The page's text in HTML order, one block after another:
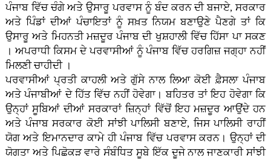
ਪੰਜਾਬ ਵਿੱਚ ਚੰਗੇ ਅਤੇ ਉਸਾਰੂ ਪਰਵਾਸ ਨੂੰ ਬੰਦ ਕਰਨ ਦੀ ਬਜਾਏ, ਸਰਕਾਰ
ਅਤੇ ਪਿੰਡਾਂ ਦੀਆਂ ਪੰਚਾਇਤਾਂ ਨੂੰ ਸਖ਼ਤ ਨਿਯਮ ਬਣਾਉਣੇ ਪੈਣਗੇ ਤਾਂ ਕਿ
ਉਸਾਰੂ ਅਤੇ ਮਿਹਨਤੀ ਮਜ਼ਦੂਰ ਪੰਜਾਬ ਦੀ ਖੁਸ਼ਹਾਲੀ ਵਿੱਚ ਹਿੱਸਾ ਪਾ ਸਕਣ
। ਅਪਰਾਧੀ ਕਿਸਮ ਦੇ ਪਰਵਾਸੀਆਂ ਨੂੰ ਪੰਜਾਬ ਵਿੱਚ ਹਰਗਿਜ਼ ਜਗ੍ਹਾ ਨਹੀਂ
ਮਿਲਣੀ ਚਾਹੀਦੀ ।
ਪਰਵਾਸੀਆਂ ਪ੍ਰਤੀ ਕਾਹਲੀ ਅਤੇ ਗੁੱਸੇ ਨਾਲ ਲਿਆ ਕੋਈ ਫ਼ੈਸਲਾ ਪੰਜਾਬ
ਅਤੇ ਪੰਜਾਬੀਆਂ ਦੇ ਹਿੱਤ ਵਿੱਚ ਨਹੀਂ ਹੋਵੇਗਾ। ਬਹਿਤਰ ਤਾਂ ਇਹ ਹੋਵੇਗਾ ਕਿ
ਉਨ੍ਹਾਂ ਸੂਬਿਆਂ ਦੀਆਂ ਸਰਕਾਰਾਂ ਜ਼ਿਨ੍ਹਾਂ ਵਿੱਚੋਂ ਇਹ ਮਜ਼ਦੂਰ ਆਉਂਦੇ ਹਨ
ਅਤੇ ਪੰਜਾਬ ਸਰਕਾਰ ਕੋਈ ਸਾਂਝੀ ਪਾਲਿਸੀ ਬਣਾਏ, ਜਿਸ ਪਾਲਿਸੀ ਰਾਹੀਂ
ਯੋਗ ਅਤੇ ਇਮਾਨਦਾਰ ਕਾਮੇ ਹੀ ਪੰਜਾਬ ਵਿੱਚ ਪਰਵਾਸ ਕਰਨ। ਉਨ੍ਹਾਂ ਦੀ
ਯੋਗਤਾ ਅਤੇ ਪਿਛੋਕੜ ਵਾਰੇ ਸੰਬੰਧਿਤ ਸੂਬੇ ਇੱਕ ਦੂਜੇ ਨਾਲ ਜਾਣਕਾਰੀ ਸਾਂਝੀ